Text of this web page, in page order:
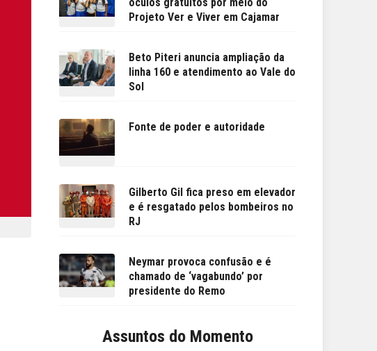
Projeto Ver e Viver em Cajamar
Beto Piteri anuncia ampliação da
linha 160 e atendimento ao Vale do
Sol
Fonte de poder e autoridade
Gilberto Gil fica preso em elevador
e é resgatado pelos bombeiros no
RJ
Neymar provoca confusão e é
chamado de ‘vagabundo’ por
presidente do Remo
Assuntos do Momento